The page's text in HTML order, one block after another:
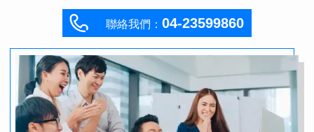
聯絡我們： 04-23599860
9
8
7
6
3602
1
0
0
9
4
3
8
7